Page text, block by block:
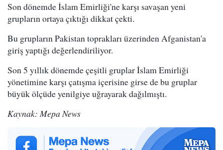
Son dönemde İslam Emirliği'ne karşı savaşan yeni
grupların ortaya çıktığı dikkat çekti.
Bu grupların Pakistan toprakları üzerinden Afganistan'a
giriş yaptığı değerlendiriliyor.
Son 5 yıllık dönemde çeşitli gruplar İslam Emirliği
yönetimine karşı çatışma içerisine girse de bu gruplar
büyük ölçüde yenilgiye uğrayarak dağılmıştı.
Kaynak: Mepa News